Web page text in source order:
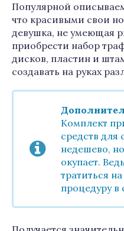
Популярной
что красивыми свои
девушка, не умеющая
приобрести набор
дисков, пластин и
создавать на руках
Комплект
средств для
недешево,
окупает.
тратиться
процедуру в